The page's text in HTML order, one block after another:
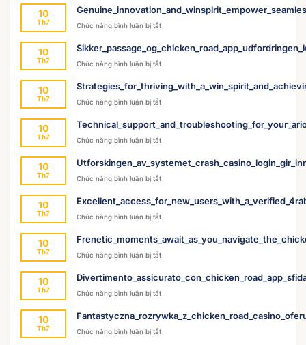
10
Th7 Chức năng bình luận bị tắtở
10
Th7 Chức năng bình luận bị tắtở
10
Th7 Chức năng bình luận bị tắtở
10
Th7 Chức năng bình luận bị tắtở
10
Th7 Chức năng bình luận bị tắtở
10
Th7 Chức năng bình luận bị tắtở
10
Th7 Chức năng bình luận bị tắtở
10
Th7 Chức năng bình luận bị tắtở
10
Th7 Chức năng bình luận bị tắtở